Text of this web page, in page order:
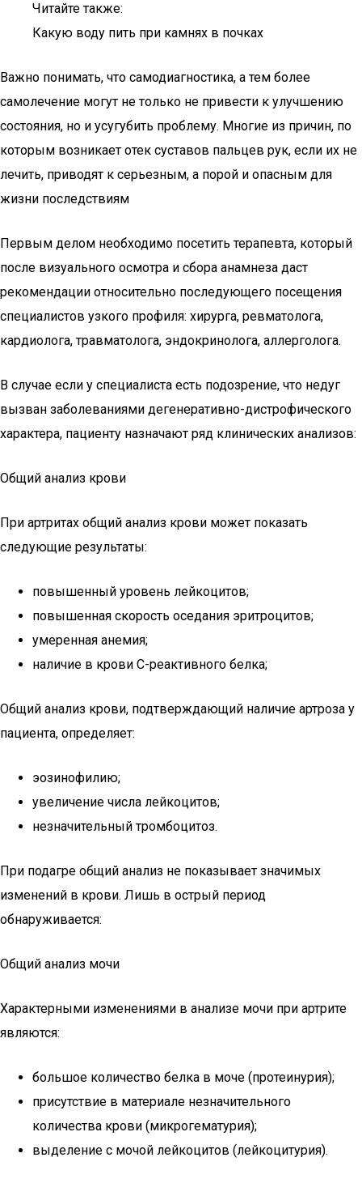
Читайте также:
Какую воду пить при камнях в почках
Важно понимать, что самодиагностика, а тем более
самолечение могут не только не привести к улучшению
состояния, но и усугубить проблему. Многие из причин, по
которым возникает отек суставов пальцев рук, если их не
лечить, приводят к серьезным, а порой и опасным для
жизни последствиям
Первым делом необходимо посетить терапевта, который
после визуального осмотра и сбора анамнеза даст
рекомендации относительно последующего посещения
специалистов узкого профиля: хирурга, ревматолога,
кардиолога, травматолога, эндокринолога, аллерголога.
В случае если у специалиста есть подозрение, что недуг
вызван заболеваниями дегенеративно-дистрофического
характера, пациенту назначают ряд клинических анализов:
Общий анализ крови
При артритах общий анализ крови может показать
следующие результаты:
повышенный уровень лейкоцитов;
повышенная скорость оседания эритроцитов;
умеренная анемия;
наличие в крови С-реактивного белка;
Общий анализ крови, подтверждающий наличие артроза у
пациента, определяет:
эозинофилию;
увеличение числа лейкоцитов;
незначительный тромбоцитоз.
При подагре общий анализ не показывает значимых
изменений в крови. Лишь в острый период
обнаруживается:
Общий анализ мочи
Характерными изменениями в анализе мочи при артрите
являются:
большое количество белка в моче (протеинурия);
присутствие в материале незначительного
количества крови (микрогематурия);
выделение с мочой лейкоцитов (лейкоцитурия).